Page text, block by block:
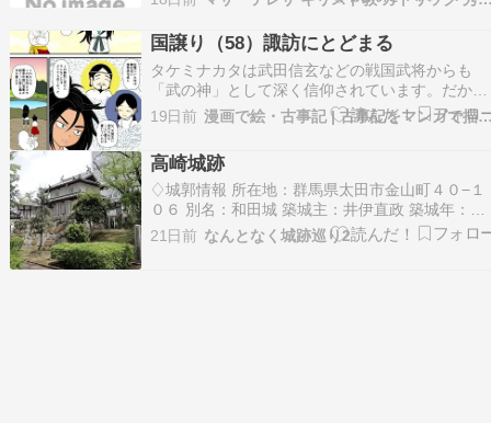
きません。本人が診断を受けていない時代の人物
がほとんどであり、以下は「記録されている行動
特性（強いこだわり、社会的な孤立、感覚過敏、
特定分野への…
国譲り（58）諏訪にとどまる
タケミナカタは武田信玄などの戦国武将からも
「武の神」として深く信仰されています。だか
ら、諏訪に逃げこんだのではなく、諏訪を気に入
ったという形で終わることにしてみました。 神
味のある方々に知ってもらうために、ブログラン
キングに参加…
19日前 漫画で絵・古事記 | 古事記をマン
高崎城跡
♢城郭情報 所在地：群馬県太田市金山町４０−１
０６ 別名：和田城 築城主：井伊直政 築城年：慶
長２年（１５９７年） 廃城年：明治４年（１８
１年） 主な城主：井伊氏、諏訪氏、松平氏、安
21日前 なんとなく城跡巡り2